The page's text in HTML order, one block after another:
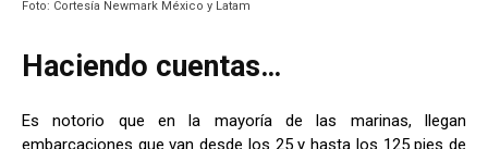
Foto: Cortesía Newmark México y Latam
Haciendo cuentas…
Es notorio que en la mayoría de las marinas, llegan
embarcaciones que van desde los 25 y hasta los 125 pies de